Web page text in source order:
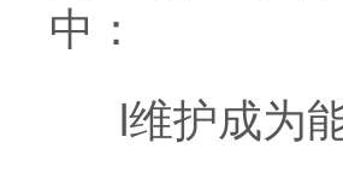
中：
维护成为